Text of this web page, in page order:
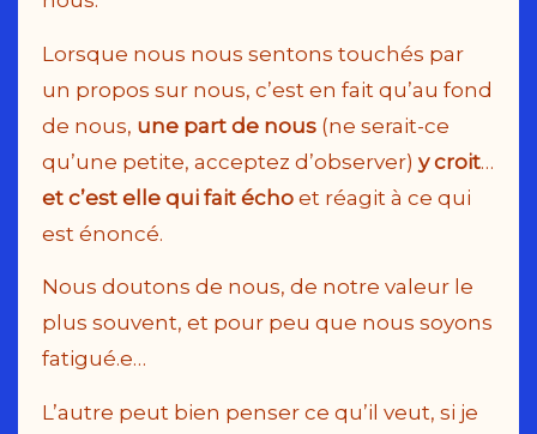
Lorsque nous nous sentons touchés par
un propos sur nous, c’est en fait qu’au fond
de nous, une part de nous (ne serait-ce
qu’une petite, acceptez d’observer) y croit…
et c’est elle qui fait écho et réagit à ce qui
est énoncé.
Nous doutons de nous, de notre valeur le
plus souvent, et pour peu que nous soyons
fatigué.e…
L’autre peut bien penser ce qu’il veut, si je